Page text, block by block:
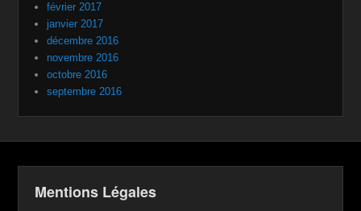
février 2017
janvier 2017
décembre 2016
novembre 2016
octobre 2016
septembre 2016
Mentions Légales